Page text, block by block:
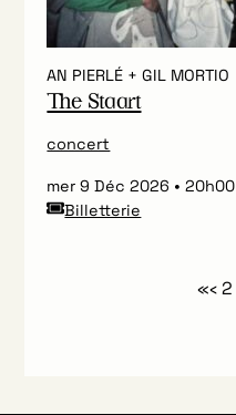
AN PIERLÉ + GIL MORTIO
The Staart
concert
mer 9 Déc 2026
20h00
Billetterie
«‹2